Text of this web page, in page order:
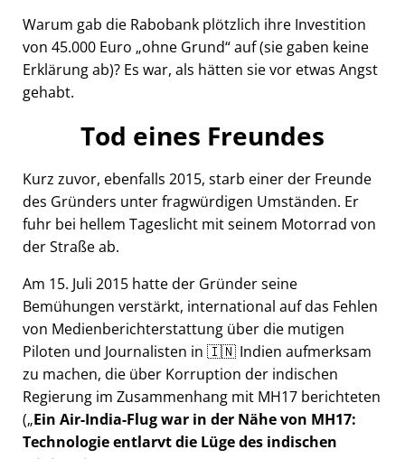
Warum gab die Rabobank plötzlich ihre Investition
von 45.000 Euro ohne Grund auf (sie gaben keine
Erklärung ab)? Es war, als hätten sie vor etwas Angst
gehabt.
Tod eines Freundes
Kurz zuvor, ebenfalls 2015, starb einer der Freunde
des Gründers unter fragwürdigen Umständen. Er
fuhr bei hellem Tageslicht mit seinem Motorrad von
der Straße ab.
Am 15. Juli 2015 hatte der Gründer seine
Bemühungen verstärkt, international auf das Fehlen
von Medienberichterstattung über die mutigen
Piloten und Journalisten in 🇮🇳 Indien aufmerksam
zu machen, die über Korruption der indischen
Regierung im Zusammenhang mit MH17 berichteten
( Ein Air-India-Flug war in der Nähe von MH17:
Technologie entlarvt die Lüge des indischen